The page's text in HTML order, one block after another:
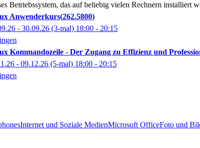
Betriebssystem, das auf beliebig vielen Rechnern installiert
Anwenderkurs 262.5800
- 30.09.26 (3-mal) 18:00 - 20:15
Kommandozeile - Der Zugang zu Effizienz und
- 09.12.26 (5-mal) 18:00 - 20:15
Internet und Soziale MedienMicrosoft OfficeFoto und